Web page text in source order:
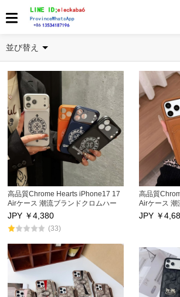
並び替え
高品質Chrome Hearts iPhone17 17
Airケース 潮流ブランドクロムハー
ツ アイフォン17プロ/17Pro Max保
護カバー男女兼用
iphone16/16Pro/16Pro Max携帯ス
iphone15Pro/15Pro Maxケース キス
防止 アイフォン14/14Pro/14Pro
Max/13/13Proカバー 激安海外通販
JPY ￥4,380
(33)
高品質
Airケース 潮
ツ アイフォ
護カバー男
防止 アイ
Max/13/
JPY ￥